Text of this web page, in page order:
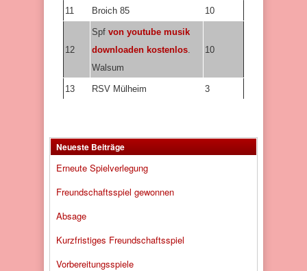
11 Broich 85 10
12
Spf von youtube musik
downloaden kostenlos
Walsum
10
13 RSV Mülheim 3
Neueste Beiträge
Erneute Spielverlegung
Freundschaftsspiel gewonnen
Absage
Kurzfristiges Freundschaftsspiel
Vorbereitungsspiele